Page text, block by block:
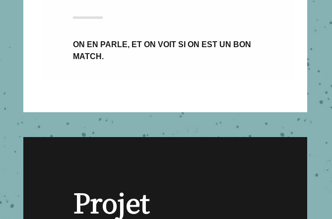
ON EN PARLE, ET ON VOIT SI ON EST UN BON
MATCH.
Projet